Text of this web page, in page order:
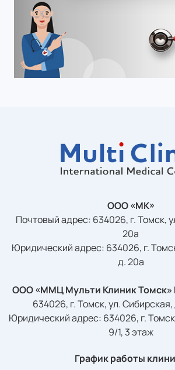
ООО «МК»
Почтовый адрес: 634026, г. Томск,
20а
Юридический адрес: 634026, г.
д. 20а
ООО «ММЦ Мульти Клиник Томск»
634026, г. Томск, ул. Сибирская,
Юридический адрес: 634026, г.
9/1, 3 этаж
График работы